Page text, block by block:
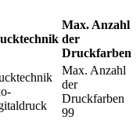
Max. Anzahl
der
Druckfarben
Max. Anzahl
der
Druckfarben
99